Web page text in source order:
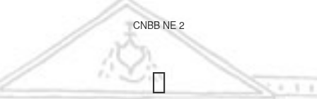
CNBB NE 2